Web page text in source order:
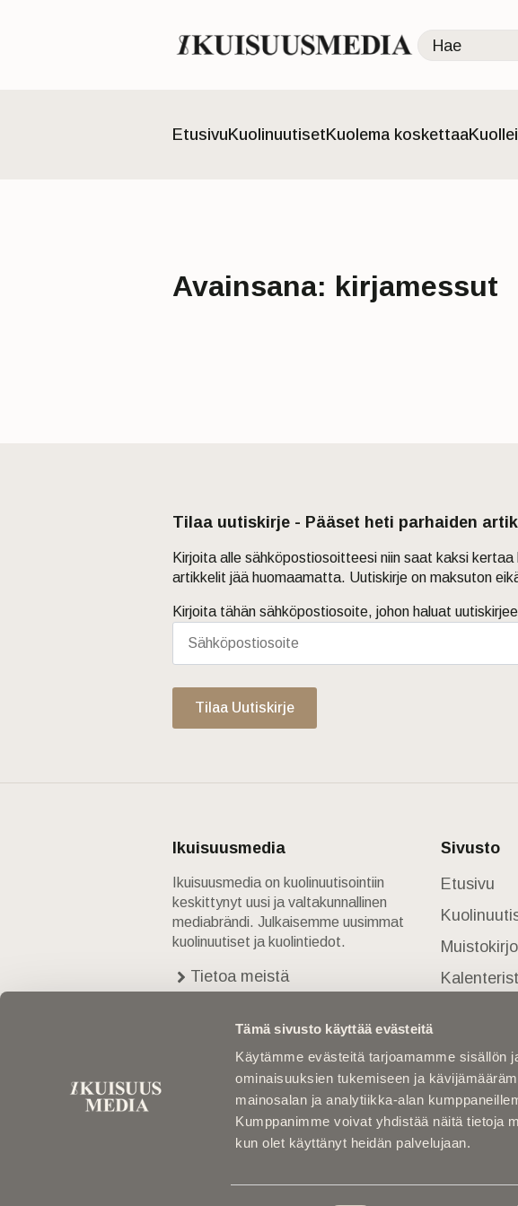
Tämä sivusto käyttää evästeitä
Käytämme evästeitä tarjoamamme sisällön
ominaisuuksien tukemiseen ja
mainosalan ja analytiikka-alan
Kumppanimme voivat yhdistää näitä tietoja
kun olet käyttänyt heidän palvelujaan.
Etusivu KuolinuutisetKuolema koskettaa
Avainsana: kirjamessut
Tilaa uutiskirje - Pääset heti parhaiden
Kirjoita alle sähköpostiosoitteesi niin saat kaksi
artikkelit jää huomaamatta. Uutiskirje on maksuton
Kirjoita tähän sähköpostiosoite, johon haluat
Tilaa Uutiskirje
Ikuisuusmedia
Ikuisuusmedia on kuolinuutisointiin
keskittynyt uusi ja valtakunnallinen
mediabrändi. Julkaisemme uusimmat
kuolinuutiset ja kuolintiedot.
Tietoa meistä
Yhteystiedot
Sivusto
Etusivu
Kuolleita